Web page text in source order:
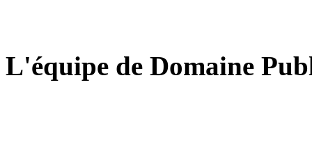
L'équipe de Domaine